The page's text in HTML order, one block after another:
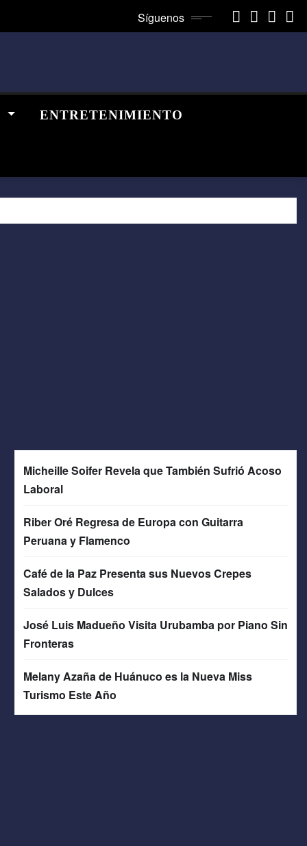
Síguenos
ENTRETENIMIENTO
Micheille Soifer Revela que También Sufrió Acoso
Laboral
Riber Oré Regresa de Europa con Guitarra
Peruana y Flamenco
Café de la Paz Presenta sus Nuevos Crepes
Salados y Dulces
José Luis Madueño Visita Urubamba por Piano Sin
Fronteras
Melany Azaña de Huánuco es la Nueva Miss
Turismo Este Año